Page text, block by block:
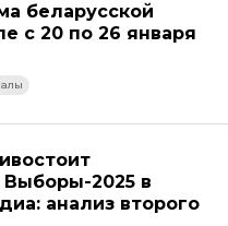
беларусской
с 20 по 26 января
2025 в
анализ второго